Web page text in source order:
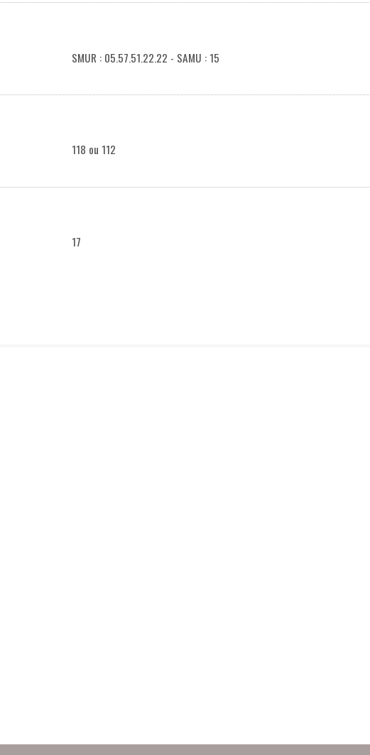
SMUR : 05.57.51.22.22 - SAMU : 15
118 ou 112
17